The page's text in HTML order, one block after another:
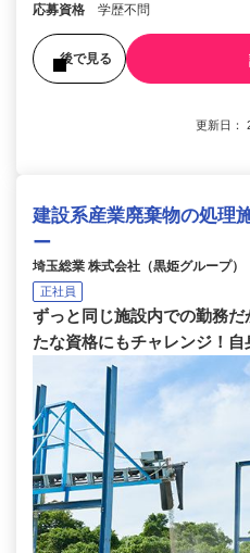
応募資格 学歴不問
後で見る
更新日：
建設系産業廃棄物の処理
ー
埼玉総業 株式会社（黒姫グループ）
正社員
ずっと同じ施設内での勤務
たな資格にもチャレンジ！自